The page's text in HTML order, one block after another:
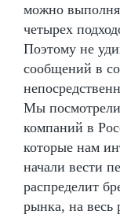
можно
четырех
Поэтому не
сообщений в
Мы
компаний в
которые нам
начали вести
распределит
рынка, на весь